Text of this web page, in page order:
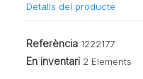
Detalls del producte
Referència 1222177
En inventari 2 Elements